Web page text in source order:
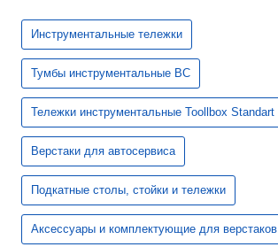
Инструментальные тележки
Тумбы инструментальные ВС
Тележки инструментальные Toollbox Standart
Верстаки для автосервиса
Подкатные столы, стойки и тележки
Аксессуары и комплектующие для верстаков